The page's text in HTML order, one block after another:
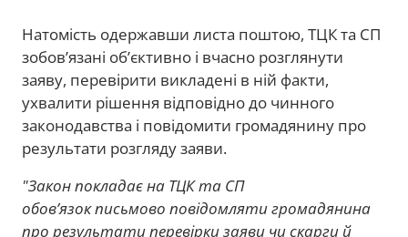
Натомість одержавши листа поштою, ТЦК та СП
зобов’язані об’єктивно і вчасно розглянути
заяву, перевірити викладені в ній факти,
ухвалити рішення відповідно до чинного
законодавства і повідомити громадянину про
результати розгляду заяви.
"Закон покладає на ТЦК та СП
обовʼязок письмово повідомляти громадянина
про результати перевірки заяви чи скарги й